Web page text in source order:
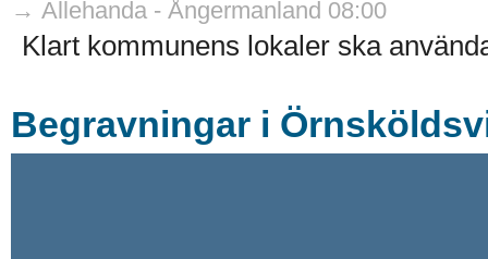
→ Allehanda - Ångermanland 08:00
Klart kommunens lokaler ska
Begravningar i